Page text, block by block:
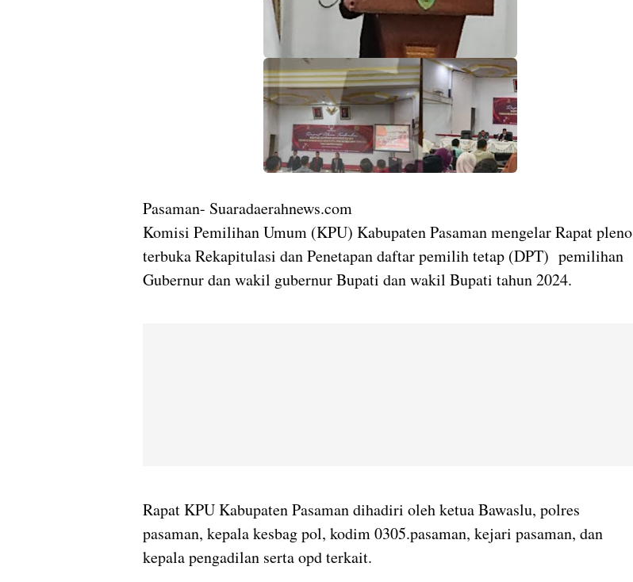
Pasaman- Suaradaerahnews.com
Komisi Pemilihan Umum (KPU) Kabupaten Pasaman mengelar Rapat pleno
terbuka Rekapitulasi dan Penetapan daftar pemilih tetap (DPT) pemilihan
Gubernur dan wakil gubernur Bupati dan wakil Bupati tahun 2024.
Rapat KPU Kabupaten Pasaman dihadiri oleh ketua Bawaslu, polres
pasaman, kepala kesbag pol, kodim 0305.pasaman, kejari pasaman, dan
kepala pengadilan serta opd terkait.